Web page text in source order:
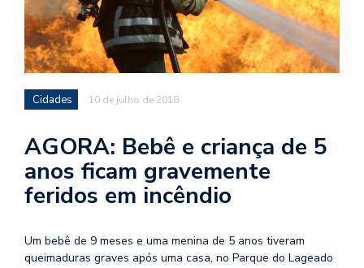
Cidades 10 de julho de 2018
AGORA: Bebê e criança de 5
anos ficam gravemente
feridos em incêndio
Um bebê de 9 meses e uma menina de 5 anos tiveram
queimaduras graves após uma casa, no Parque do Lageado